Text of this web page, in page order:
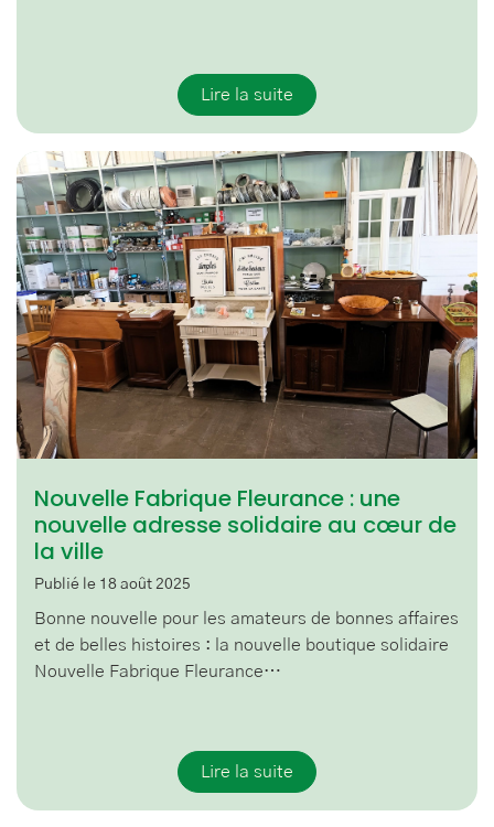
Lire la suite
Nouvelle Fabrique Fleurance : une
nouvelle adresse solidaire au cœur de
la ville
Publié le 18 août 2025
Bonne nouvelle pour les amateurs de bonnes affaires
et de belles histoires : la nouvelle boutique solidaire
Nouvelle Fabrique Fleurance…
Lire la suite